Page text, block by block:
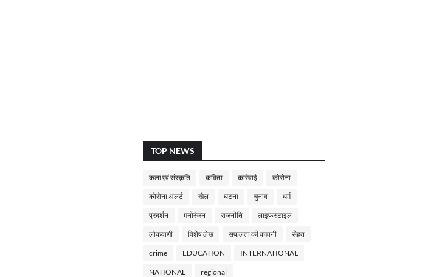
TOP NEWS
कला एवं संस्कृति कविता कार्रवाई कोरोना
कोरोना अलर्ट खेल घटना चुनाव धर्म
प्रदर्शन मनोरंजन राजनीति लाइफस्टाइल
लोकवाणी विशेष लेख सफलता की कहानी सेहत
crime EDUCATION INTERNATIONAL
NATIONAL regional